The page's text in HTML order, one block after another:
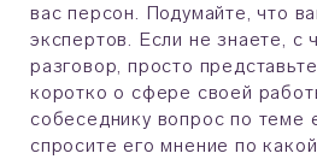
вас персон. Подумайте, что
экспертов. Если не знаете, с
разговор, просто
коротко о сфере своей
собеседнику вопрос по теме
спросите его мнение по